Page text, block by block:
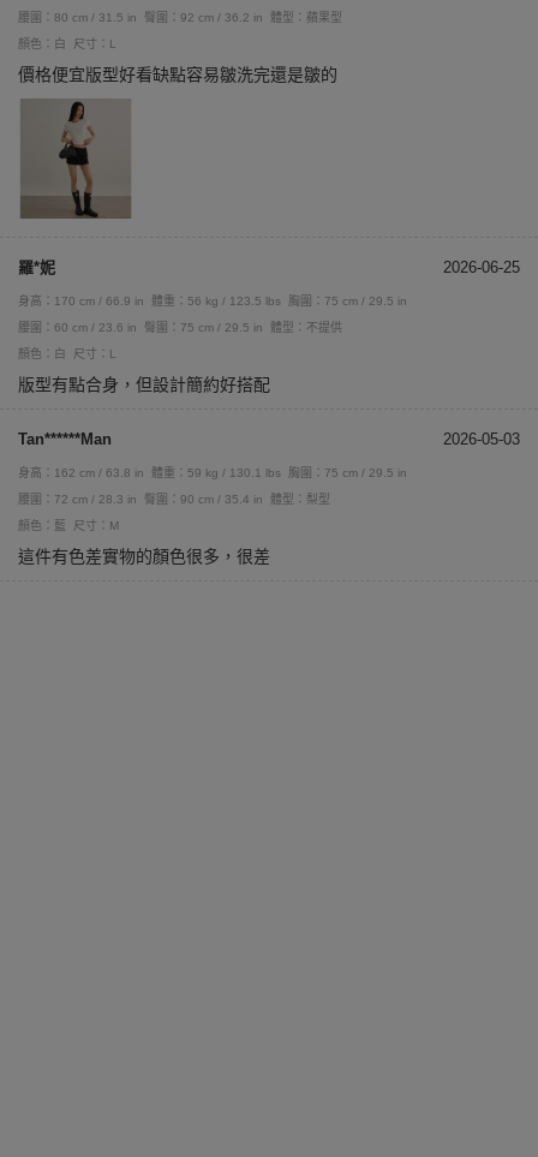
腰圍：80 cm / 31.5 in
臀圍：92 cm / 36.2 in
體型：蘋果型
顏色：白
尺寸：L
價格便宜版型好看缺點容易皺洗完還是皺的
羅*妮 2026-06-25
身高：170 cm / 66.9 in 體重：56 kg / 123.5 lbs
胸圍：75 cm / 29.5 in
腰圍：60 cm / 23.6 in
臀圍：75 cm / 29.5 in
體型：不提供
顏色：白
尺寸：L
版型有點合身，但設計簡約好搭配
Tan******Man 2026-05-03
身高：162 cm / 63.8 in 體重：59 kg / 130.1 lbs
胸圍：75 cm / 29.5 in
腰圍：72 cm / 28.3 in
臀圍：90 cm / 35.4 in
體型：梨型
顏色：藍
尺寸：M
這件有色差實物的顏色很多，很差